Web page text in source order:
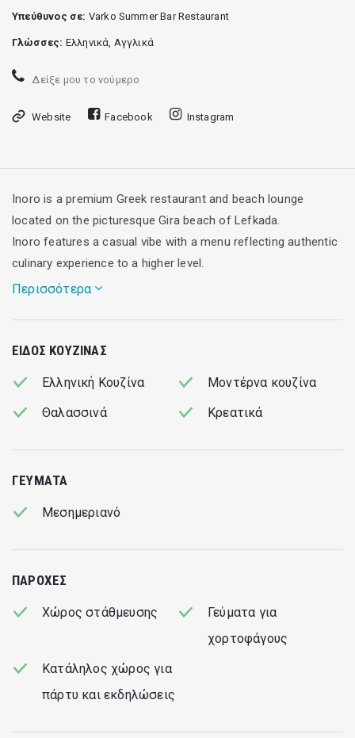
Υπεύθυνος σε: Varko Summer Bar Restaurant
Γλώσσες: Ελληνικά, Αγγλικά
Δείξε μου το νούμερο
Website Facebook Instagram
Inoro is a premium Greek restaurant and beach lounge
located on the picturesque Gira beach of Lefkada.
Inoro features a casual vibe with a menu reflecting authentic
culinary experience to a higher level.
Περισσότερα
showcases a warm inviting feel with a combination elements,
comfortable ambiance. The beach area is designed for "the
happiest of hours", enjoying your beach day, a great spot for
Inoro hosts private events on the beach and the restaurant
ΕΊΔΟΣ ΚΟΥΖΊΝΑΣ
Ελληνική Κουζίνα
Μοντέρνα κουζίνα
Θαλασσινά
Κρεατικά
ΓΕΎΜΑΤΑ
Μεσημεριανό
ΠΑΡΟΧΈΣ
Χώρος στάθμευσης
Γεύματα για
χορτοφάγους
Κατάληλος χώρος για
πάρτυ και εκδηλώσεις